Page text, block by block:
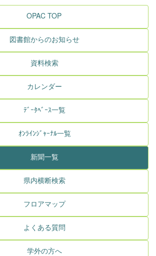
OPAC TOP
図書館からのお知らせ
資料検索
カレンダー
ﾃﾞｰﾀﾍﾞｰｽ一覧
ｵﾝﾗｲﾝｼﾞｬｰﾅﾙ一覧
新聞一覧
県内横断検索
フロアマップ
よくある質問
学外の方へ